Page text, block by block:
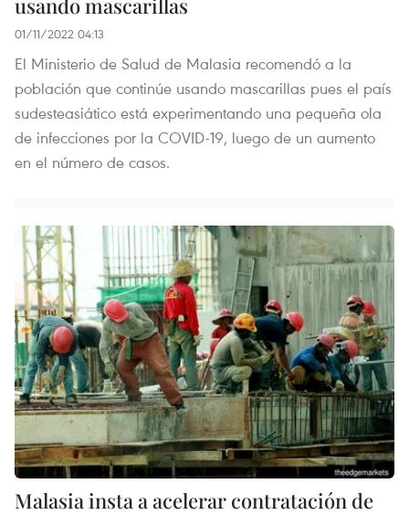
01/11/2022 04:13
El Ministerio de Salud de Malasia recomendó a la
población que continúe usando mascarillas pues el país
sudesteasiático está experimentando una pequeña ola
de infecciones por la COVID-19, luego de un aumento
en el número de casos.
Malasia insta a acelerar contratación de